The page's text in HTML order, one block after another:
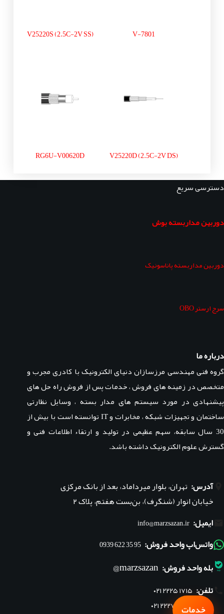
V-7801
V25220S (2.5C-2V SS)
V25220D (2.5C-2V DS)
RG6U-V00620D
دسترسی سریع
دوربین مداربسته بوش
دوربین مداربسته پاناسونیک
سرج ارستر OBO
درباره ما
گروه فنی مهندسی مرزسازان دنیای الکترونیک با کادری مجرب و
متخصص در زمینه های فروش ، خدمات پس از فروش راه حل های
پیشنهادی در مورد سیستم های مدار بسته ، وسایل نظارتی
ساختمان و تجهیزات شبکه ، مخابرات و IT توانسته است با بیش از
30 سال سابقه، سهم عظیمی در تولید و ارتقاء اطلاعات فنی و
گسترش علوم الکترونیک داشته باشد.
آدرس: تهران، بلوار میرداماد، بعد از بانک مرکزی
خیابان انوار (شنگرف)، بن‌بست هفتم، پلاک ۲
ایمیل: info@marzsazan.ir
واتس‌اپ واحد فروش: 95 35 622 0939
بله واحد فروش: marzsazan@
تلفن: ۰۲۱ ۲۲۲۵ ۱۷۱۵
۰۲۱ ۲۲۲۷ ۱۸۴۵خدمات